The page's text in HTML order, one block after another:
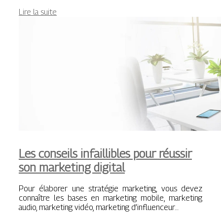
Lire la suite
Les conseils infaillibles pour réussir
son marketing digital
Pour élaborer une stratégie marketing, vous devez
connaître les bases en marketing mobile, marketing
audio, marketing vidéo, marketing d’influenceur…